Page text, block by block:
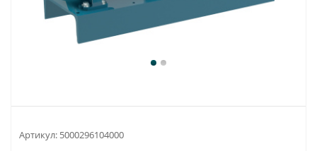
Артикул: 5000296104000